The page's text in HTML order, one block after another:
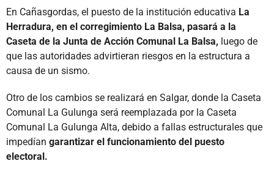
En Cañasgordas, el puesto de la institución educativa La
Herradura, en el corregimiento La Balsa, pasará a la
Caseta de la Junta de Acción Comunal La Balsa, luego de
que las autoridades advirtieran riesgos en la estructura a
causa de un sismo.
Otro de los cambios se realizará en Salgar, donde la Caseta
Comunal La Gulunga será reemplazada por la Caseta
Comunal La Gulunga Alta, debido a fallas estructurales que
impedían garantizar el funcionamiento del puesto
electoral.